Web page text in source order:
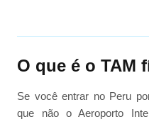
O que é o TAM
Se você entrar no Peru
que não o Aeroporto